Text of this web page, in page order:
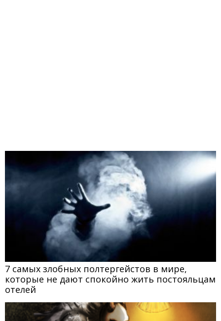
7 самых злобных полтергейстов в мире,
которые не дают спокойно жить постояльцам
отелей